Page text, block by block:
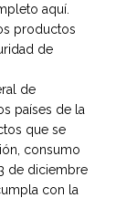
aquí.
productos
de
de
países de la
que se
consumo
de diciembre
con la